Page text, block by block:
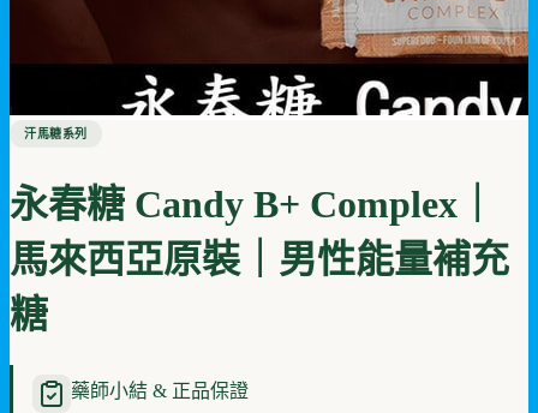
汗馬糖系列
永春糖 Candy B+ Complex｜
馬來西亞原裝｜男性能量補充
糖
藥師小結 & 正品保證